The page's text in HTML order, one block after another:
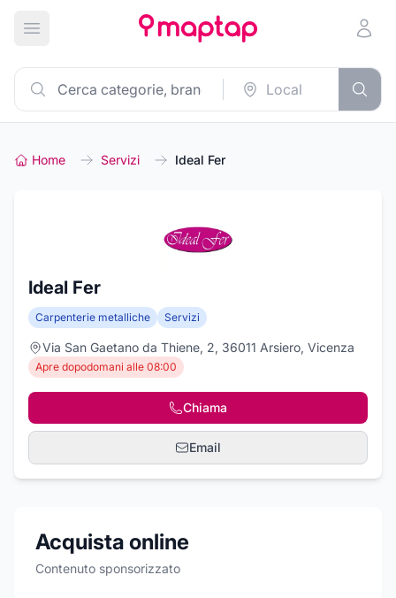
Apri menu principale
Home Servizi Ideal Fer
Ideal Fer
Carpenterie metalliche Servizi
Via San Gaetano da Thiene, 2, 36011 Arsiero, Vicenza
Apre dopodomani alle 08:00
Chiama
Email
Acquista online
Contenuto sponsorizzato